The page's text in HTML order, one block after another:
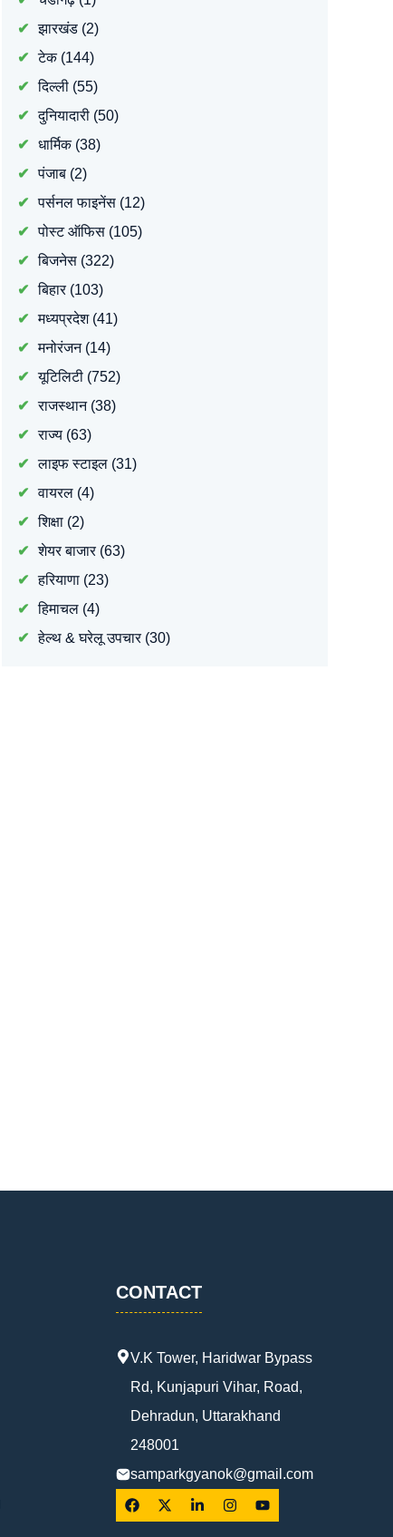
झारखंड(2)
टेक(144)
दिल्ली(55)
दुनियादारी(50)
धार्मिक(38)
पंजाब(2)
पर्सनल फाइनेंस(12)
पोस्ट ऑफिस(105)
बिजनेस(322)
बिहार(103)
मध्यप्रदेश(41)
मनोरंजन(14)
यूटिलिटी(752)
राजस्थान(38)
राज्य(63)
लाइफ स्टाइल(31)
वायरल(4)
शिक्षा(2)
शेयर बाजार(63)
हरियाणा(23)
हिमाचल(4)
हेल्थ & घरेलू उपचार(30)
CONTACT
V.K Tower, Haridwar Bypass
Rd, Kunjapuri Vihar, Road,
Dehradun, Uttarakhand
248001
samparkgyanok@gmail.com